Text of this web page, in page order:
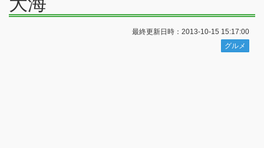
最終更新日時：2013-10-15 15:17:00
グルメ